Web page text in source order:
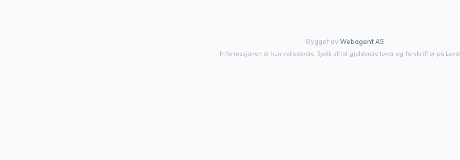
Bygget avWebagent AS
Informasjonen er kun veiledende. Sjekk alltid gjeldende lover og forskrifter på